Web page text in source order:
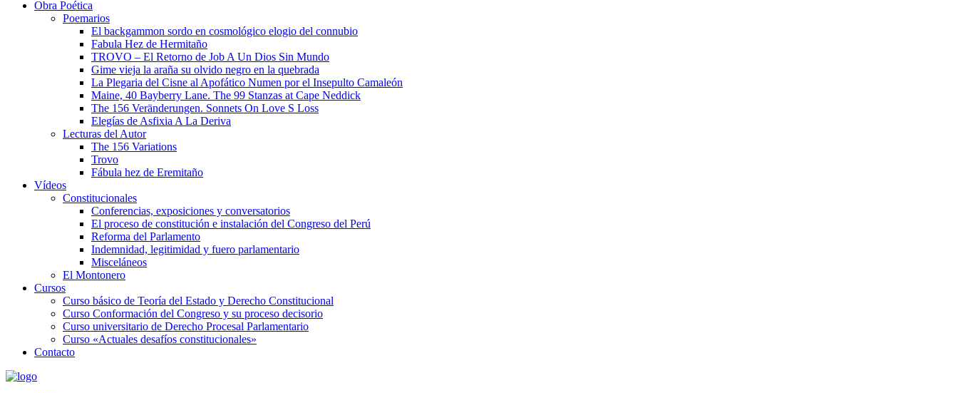
Obra Poética
Poemarios
El backgammon sordo en cosmológico elogio del connubio
Fabula Hez de Hermitaño
TROVO – El Retorno de Job A Un Dios Sin Mundo
Gime vieja la araña su olvido negro en la quebrada
La Plegaria del Cisne al Apofático Numen por el Insepulto Camaleón
Maine, 40 Bayberry Lane. The 99 Stanzas at Cape Neddick
The 156 Veränderungen. Sonnets On Love S Loss
Elegías de Asfixia A La Deriva
Lecturas del Autor
The 156 Variations
Trovo
Fábula hez de Eremitaño
Vídeos
Constitucionales
Conferencias, exposiciones y conversatorios
El proceso de constitución e instalación del Congreso del Perú
Reforma del Parlamento
Indemnidad, legitimidad y fuero parlamentario
Misceláneos
El Montonero
Cursos
Curso básico de Teoría del Estado y Derecho Constitucional
Curso Conformación del Congreso y su proceso decisorio
Curso universitario de Derecho Procesal Parlamentario
Curso «Actuales desafíos constitucionales»
Contacto